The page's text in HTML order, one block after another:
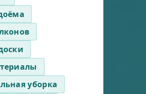
уборка